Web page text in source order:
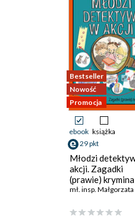
Bestseller
Nowość
Promocja
ebook książka
29 pkt
Młodzi
akcji. Zagadki
(prawie)